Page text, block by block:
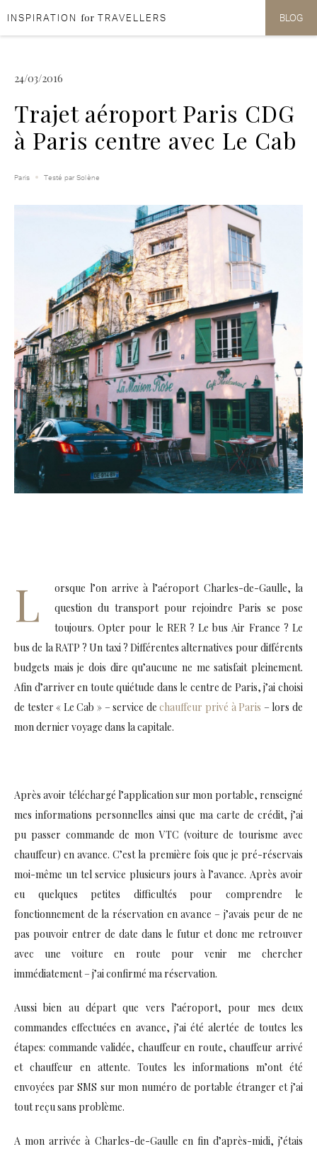
Aller au contenu
Aller au menu
INSPIRATION for TRAVELLERS BLOG
24/03/2016
Trajet aéroport Paris CDG
à Paris centre avec Le Cab
Paris Testé par Solène
L
orsque l’on arrive à l’aéroport Charles-de-Gaulle, la
question du transport pour rejoindre Paris se pose
toujours. Opter pour le RER ? Le bus Air France ? Le
bus de la RATP ? Un taxi ? Différentes alternatives pour différents
budgets mais je dois dire qu’aucune ne me satisfait pleinement.
Afin d’arriver en toute quiétude dans le centre de Paris, j’ai choisi
de tester « Le Cab » – service dechauffeur privé à Paris – lors de
mon dernier voyage dans la capitale.
Après avoir téléchargé l’application sur mon portable, renseigné
mes informations personnelles ainsi que ma carte de crédit, j’ai
pu passer commande de mon VTC (voiture de tourisme avec
chauffeur) en avance. C’est la première fois que je pré-réservais
moi-même un tel service plusieurs jours à l’avance. Après avoir
eu quelques petites difficultés pour comprendre le
fonctionnement de la réservation en avance – j’avais peur de ne
pas pouvoir entrer de date dans le futur et donc me retrouver
avec une voiture en route pour venir me chercher
immédiatement – j’ai confirmé ma réservation.
Aussi bien au départ que vers l’aéroport, pour mes deux
commandes effectuées en avance, j’ai été alertée de toutes les
étapes: commande validée, chauffeur en route, chauffeur arrivé
et chauffeur en attente. Toutes les informations m’ont été
envoyées par SMS sur mon numéro de portable étranger et j’ai
tout reçu sans problème.
A mon arrivée à Charles-de-Gaulle en fin d’après-midi, j’étais